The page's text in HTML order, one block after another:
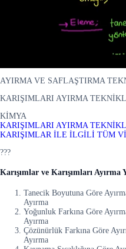
AYIRMA VE SAFLAŞTIRMA
KARIŞIMLARI AYIRMA
KİMYA
KARIŞIMLARI AYIRMA
KARIŞIMLAR İLE İLGİLİ TÜM
???
Karışımlar ve Karışımları Ayırma
Tanecik Boyutuna Göre
Ayırma
Yoğunluk Farkına Göre
Ayırma
Çözünürlük Farkına Göre
Ayırma